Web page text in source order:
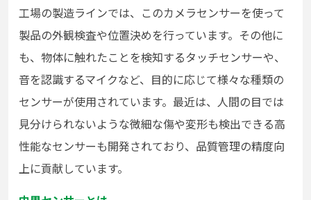
工場の製造ラインでは、このカメラセンサーを使って
製品の外観検査や位置決めを行っています。その他に
も、物体に触れたことを検知するタッチセンサーや、
音を認識するマイクなど、目的に応じて様々な種類の
センサーが使用されています。最近は、人間の目では
見分けられないような微細な傷や変形も検出できる高
性能なセンサーも開発されており、品質管理の精度向
上に貢献しています。